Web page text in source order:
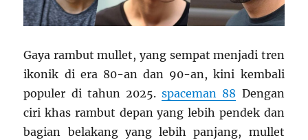
Gaya rambut mullet, yang sempat menjadi tren
ikonik di era 80-an dan 90-an, kini kembali
populer di tahun 2025.spaceman 88 Dengan
ciri khas rambut depan yang lebih pendek dan
bagian belakang yang lebih panjang, mullet